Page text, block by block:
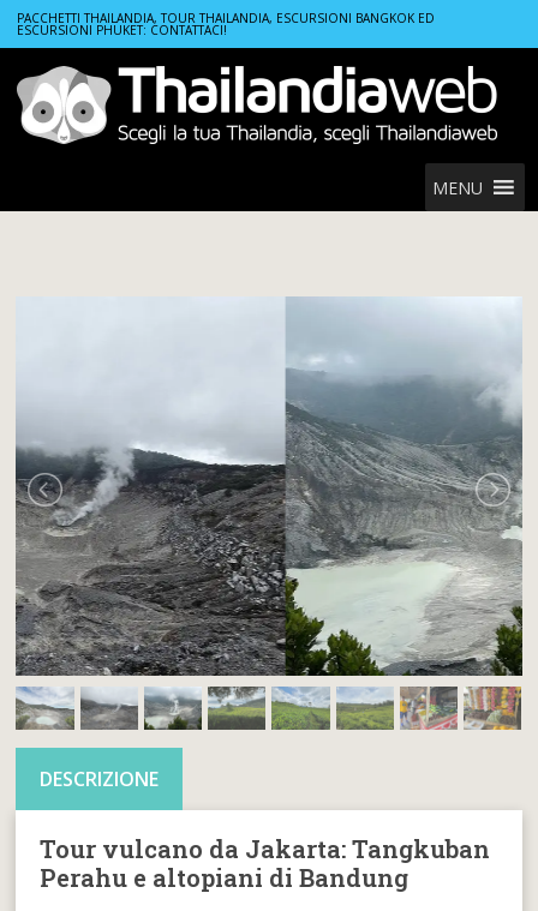
PACCHETTI THAILANDIA, TOUR THAILANDIA, ESCURSIONI BANGKOK ED
ESCURSIONI PHUKET: CONTATTACI!
MENU
Home
Tours
DESCRIZIONE
Tour vulcano da Jakarta: Tangkuban
Perahu e altopiani di Bandung